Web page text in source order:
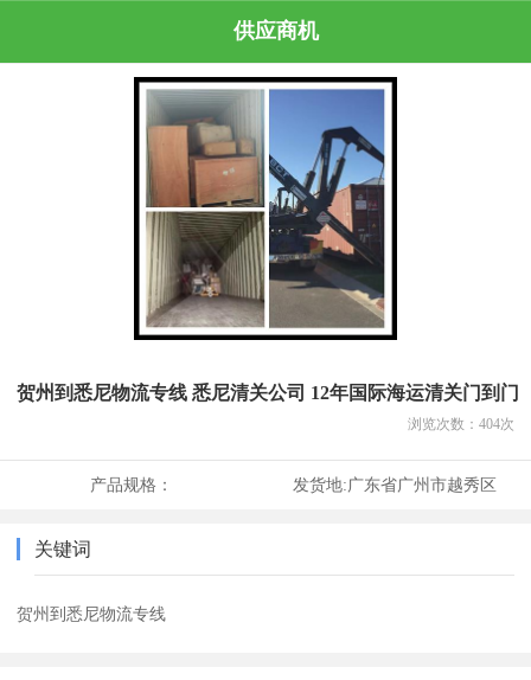
供应商机
贺州到悉尼物流专线 悉尼清关公司 12年国际海运清关门到门
浏览次数： 404次
产品规格： 发货地:广东省广州市越秀区
关键词
贺州到悉尼物流专线